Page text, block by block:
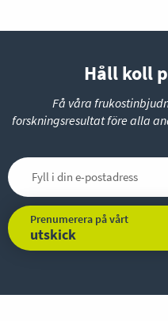
Håll koll
Få våra
forskningsresultat före alla
Prenumerera på vårt
utskick